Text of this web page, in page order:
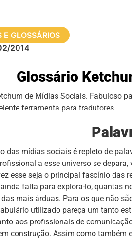
E GLOSSÁRIOS
2014
Glossário
de Mídias Sociais. Fabuloso
ferramenta para tradutores.
das mídias sociais é repleto de
a esse universo se
esse seja o principal fascínio das
falta para explorá-lo, quantas
mais árduas. Para os que não
utilizado pareça um tanto
aos profissionais de
construção. Assim como também